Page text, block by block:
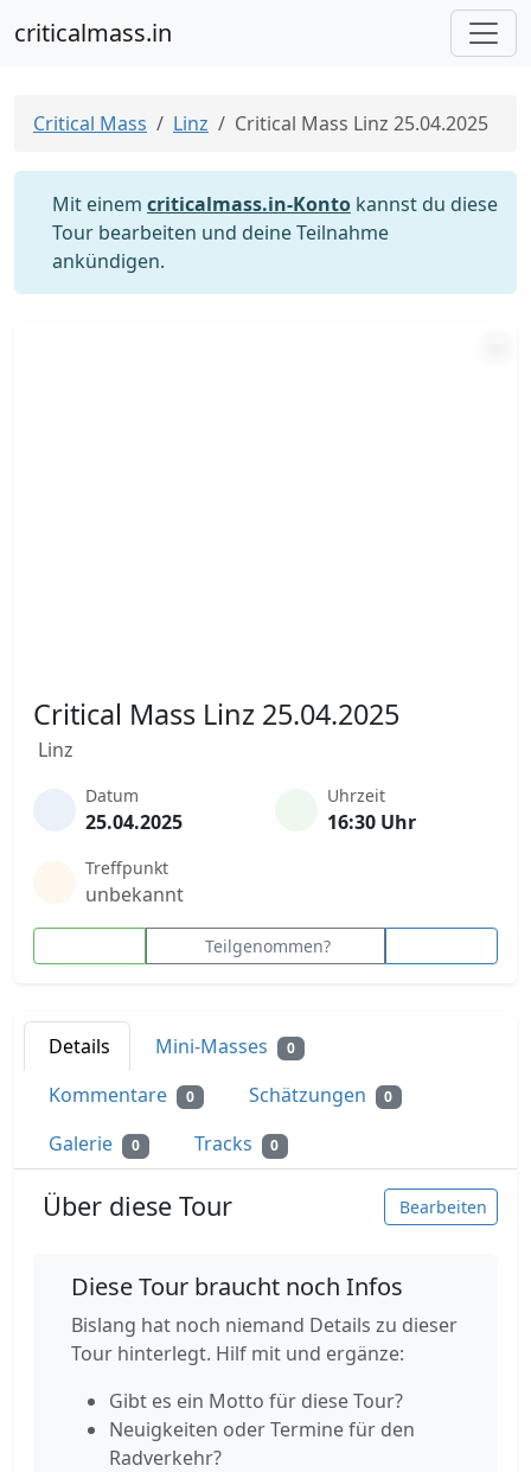
criticalmass.in
Critical Mass Linz Critical Mass Linz 25.04.2025
Mit einem criticalmass.in-Konto kannst du diese
Tour bearbeiten und deine Teilnahme
ankündigen.
Critical Mass Linz 25.04.2025
Linz
Datum
25.04.2025
Uhrzeit
16:30 Uhr
Treffpunkt
unbekannt
Teilgenommen?
Details Mini-Masses 0
Kommentare 0 Schätzungen 0
Galerie 0 Tracks 0
Über diese Tour Bearbeiten
Diese Tour braucht noch Infos
Bislang hat noch niemand Details zu dieser
Tour hinterlegt. Hilf mit und ergänze:
Gibt es ein Motto für diese Tour?
Neuigkeiten oder Termine für den
Radverkehr?